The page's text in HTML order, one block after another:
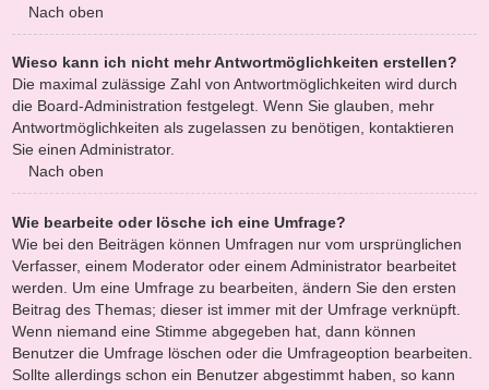
Nach oben
Wieso kann ich nicht mehr Antwortmöglichkeiten erstellen?
Die maximal zulässige Zahl von Antwortmöglichkeiten wird durch
die Board-Administration festgelegt. Wenn Sie glauben, mehr
Antwortmöglichkeiten als zugelassen zu benötigen, kontaktieren
Sie einen Administrator.
Nach oben
Wie bearbeite oder lösche ich eine Umfrage?
Wie bei den Beiträgen können Umfragen nur vom ursprünglichen
Verfasser, einem Moderator oder einem Administrator bearbeitet
werden. Um eine Umfrage zu bearbeiten, ändern Sie den ersten
Beitrag des Themas; dieser ist immer mit der Umfrage verknüpft.
Wenn niemand eine Stimme abgegeben hat, dann können
Benutzer die Umfrage löschen oder die Umfrageoption bearbeiten.
Sollte allerdings schon ein Benutzer abgestimmt haben, so kann